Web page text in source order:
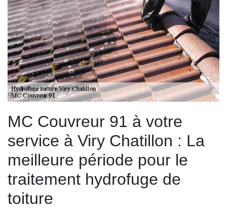
MC Couvreur 91 à votre
service à Viry Chatillon : La
meilleure période pour le
traitement hydrofuge de
toiture